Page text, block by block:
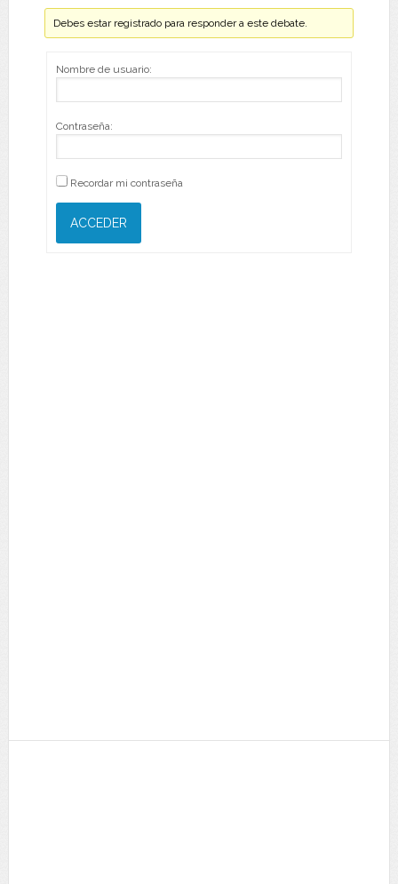
Debes estar registrado para responder a este debate.
Nombre de usuario:
Contraseña:
Recordar mi contraseña
ACCEDER